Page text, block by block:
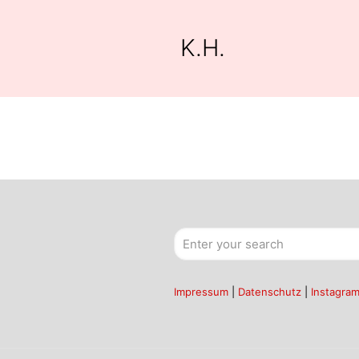
K.H.
Impressum Datenschutz Instagram